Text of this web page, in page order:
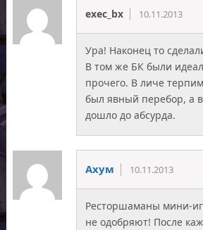
exec_bx 10.11.2013
Ура! Наконец то
В том же БК были
прочего. В личе
был явный перебор, а
дошло до абсурда.
Ахум 10.11.2013
Ресторшаманы мини-
не одобряют! После